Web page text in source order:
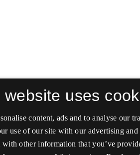
website uses
content, ads and to analyse our
use of our site with our advertising and
other information that you’ve